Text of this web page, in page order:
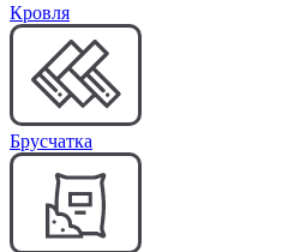
Кровля
Брусчатка